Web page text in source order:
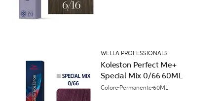
WELLA PROFESSIONALS
Koleston Perfect Me+
Special Mix 0/66 60ML
Colore Permanente60ML